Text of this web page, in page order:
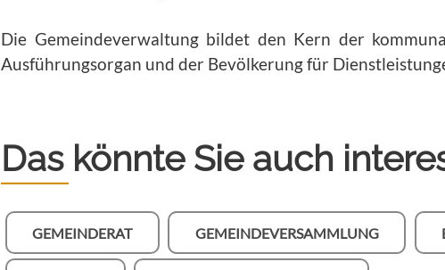
Die Gemeindeverwaltung bildet den Kern der
Ausführungsorgan und der Bevölkerung für
Das könnte Sie auch
GEMEINDERAT GEMEINDEVERSAMMLUNG